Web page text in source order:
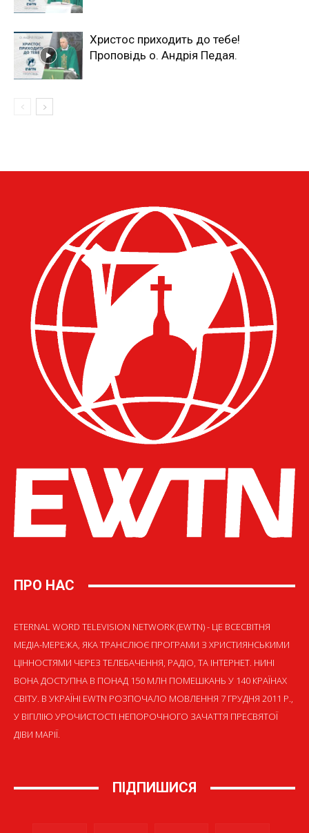
Христос приходить до тебе!
Проповідь о. Андрія Педая.
ПРО НАС
ETERNAL WORD TELEVISION NETWORK (EWTN) - ЦЕ ВСЕСВІТНЯ
МЕДІА-МЕРЕЖА, ЯКА ТРАНСЛЮЄ ПРОГРАМИ З ХРИСТИЯНСЬКИМИ
ЦІННОСТЯМИ ЧЕРЕЗ ТЕЛЕБАЧЕННЯ, РАДІО, ТА ІНТЕРНЕТ. НИНІ
ВОНА ДОСТУПНА В ПОНАД 150 МЛН ПОМЕШКАНЬ У 140 КРАЇНАХ
СВІТУ. В УКРАЇНІ EWTN РОЗПОЧАЛО МОВЛЕННЯ 7 ГРУДНЯ 2011 Р.,
У ВІГІЛІЮ УРОЧИСТОСТІ НЕПОРОЧНОГО ЗАЧАТТЯ ПРЕСВЯТОЇ
ДІВИ МАРІЇ.
ПІДПИШИСЯ